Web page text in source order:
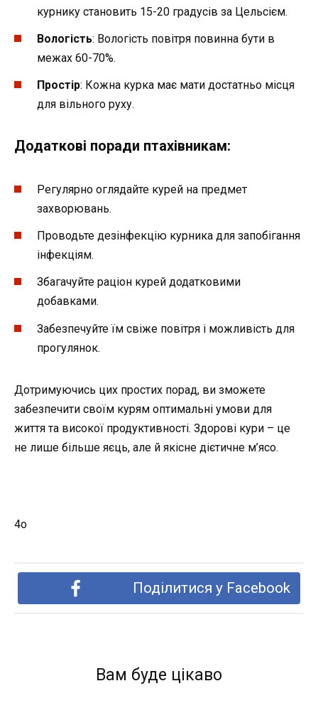
курнику становить 15-20 градусів за Цельсієм.
Вологість: Вологість повітря повинна бути в
межах 60-70%.
Простір: Кожна курка має мати достатньо місця
для вільного руху.
Додаткові поради птахівникам:
Регулярно оглядайте курей на предмет
захворювань.
Проводьте дезінфекцію курника для запобігання
інфекціям.
Збагачуйте раціон курей додатковими
добавками.
Забезпечуйте їм свіже повітря і можливість для
прогулянок.
Дотримуючись цих простих порад, ви зможете
забезпечити своїм курям оптимальні умови для
життя та високої продуктивності. Здорові кури – це
не лише більше яєць, але й якісне дієтичне м’ясо.
4o
Поділитися у Facebook
Вам буде цікаво